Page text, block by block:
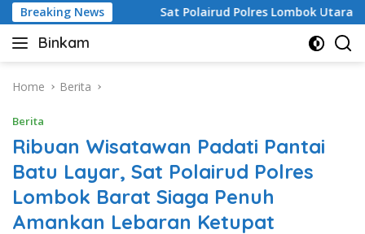
Skip
to
content
Breaking NewsSat Polairud Polres Lombok Utara Laksanakan
Binkam
Home Berita
Berita
Ribuan Wisatawan Padati Pantai
Batu Layar, Sat Polairud Polres
Lombok Barat Siaga Penuh
Amankan Lebaran Ketupat